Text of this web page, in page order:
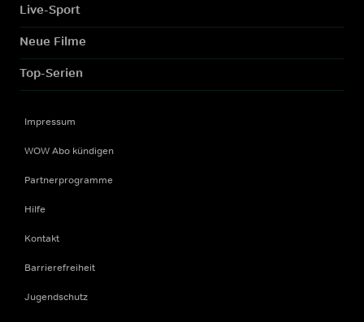
Live-Sport
Neue Filme
Top-Serien
Impressum
WOW Abo kündigen
Partnerprogramme
Hilfe
Kontakt
Barrierefreiheit
Jugendschutz